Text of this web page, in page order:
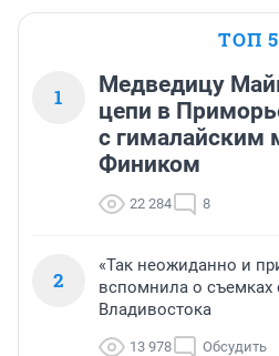
ТОП 5
1
Медведицу
цепи в
с гималайским
Фиником
22 284 8
2
«Так неожиданно и
вспомнила о съемках
Владивостока
13 978 Обсудить